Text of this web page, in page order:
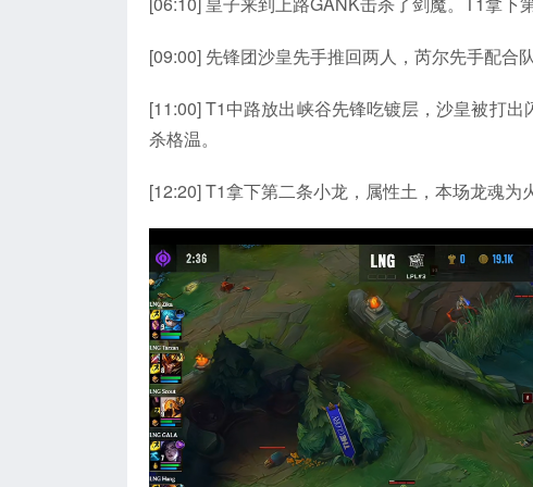
[09:00] 先锋团沙皇先手推回两人，芮尔先手配合
[11:00] T1中路放出峡谷先锋吃镀层，沙皇被打
杀格温。
[12:20] T1拿下第二条小龙，属性土，本场龙魂为